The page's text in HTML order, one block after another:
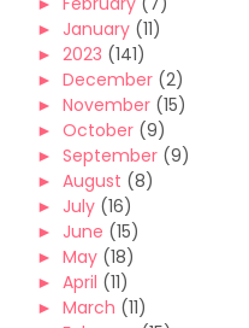
► January (11)
► 2023 (141)
► December (2)
► November (15)
► October (9)
► September (9)
► August (8)
► July (16)
► June (15)
► May (18)
► April (11)
► March (11)